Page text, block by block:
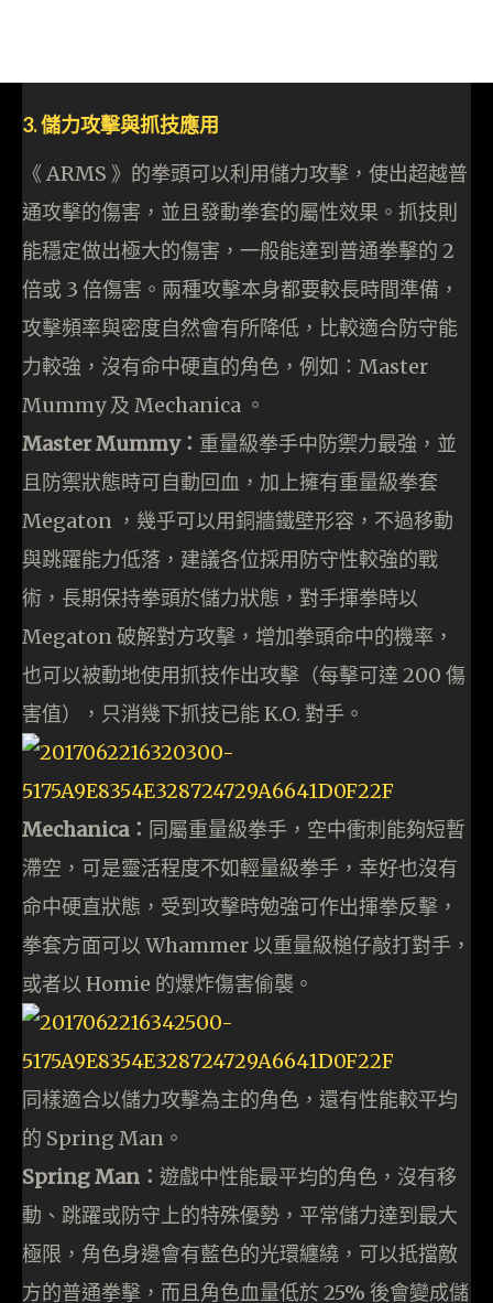
3. 儲力攻擊與抓技應用
《 ARMS 》的拳頭可以利用儲力攻擊，使出超越普
通攻擊的傷害，並且發動拳套的屬性效果。抓技則
能穩定做出極大的傷害，一般能達到普通拳擊的 2
倍或 3 倍傷害。兩種攻擊本身都要較長時間準備，
攻擊頻率與密度自然會有所降低，比較適合防守能
力較強，沒有命中硬直的角色，例如：Master
Mummy 及 Mechanica 。
Master Mummy： 重量級拳手中防禦力最強，並
且防禦狀態時可自動回血，加上擁有重量級拳套
Megaton ，幾乎可以用銅牆鐵壁形容，不過移動
與跳躍能力低落，建議各位採用防守性較強的戰
術，長期保持拳頭於儲力狀態，對手揮拳時以
Megaton 破解對方攻擊，增加拳頭命中的機率，
也可以被動地使用抓技作出攻擊（每擊可達 200 傷
害值），只消幾下抓技已能 K.O. 對手。
Mechanica： 同屬重量級拳手，空中衝刺能夠短暫
滯空，可是靈活程度不如輕量級拳手，幸好也沒有
命中硬直狀態，受到攻擊時勉強可作出揮拳反擊，
拳套方面可以 Whammer 以重量級槌仔敲打對手，
或者以 Homie 的爆炸傷害偷襲。
同樣適合以儲力攻擊為主的角色，還有性能較平均
的 Spring Man。
Spring Man： 遊戲中性能最平均的角色，沒有移
動、跳躍或防守上的特殊優勢，平常儲力達到最大
極限，角色身邊會有藍色的光環纏繞，可以抵擋敵
方的普通拳擊，而且角色血量低於 25% 後會變成儲